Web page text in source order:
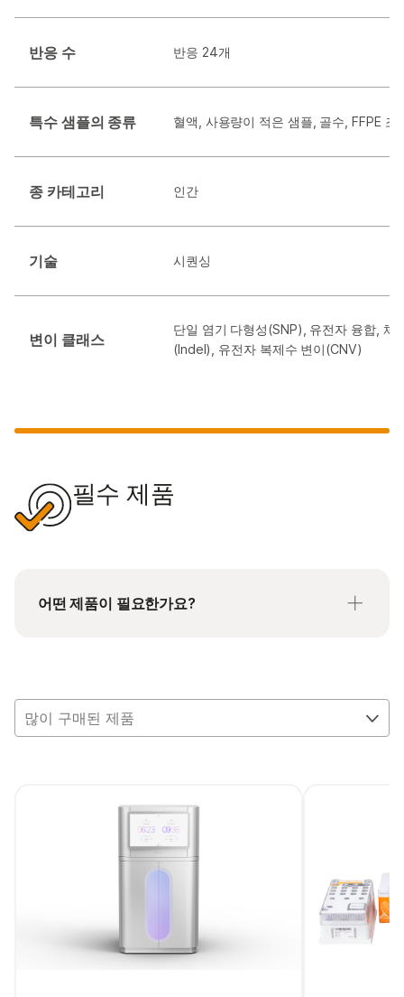
반응 수 반응 24개
특수 샘플의 종류 혈액, 사용량이 적은 샘플, 골수, FFPE 조
종 카테고리 인간
기술 시퀀싱
변이 클래스
단일 염기 다형성(SNP), 유전자 융합, 체
(Indel), 유전자 복제수 변이(CNV)
필수 제품
어떤 제품이 필요한가요?
AmpliSeq Library Equalizer for Illumina는 AmpliSeq
AmpliSeq for Illumina Sample ID Panel은 각 연구
샘플에 대해 고유 ID를 생성하는 데 사용되는 인간
SNP 유전형 분석 패널입니다. 이 패널에는 검증된
SNP를 표적으로 하는 8개의 프라이머 페어와 1개의
성별 확인 페어 및 하나의 추가 피펫팅 단계만
필요한 쉬운 워크플로우가 포함되어 있습니다.
많이 구매된 제품